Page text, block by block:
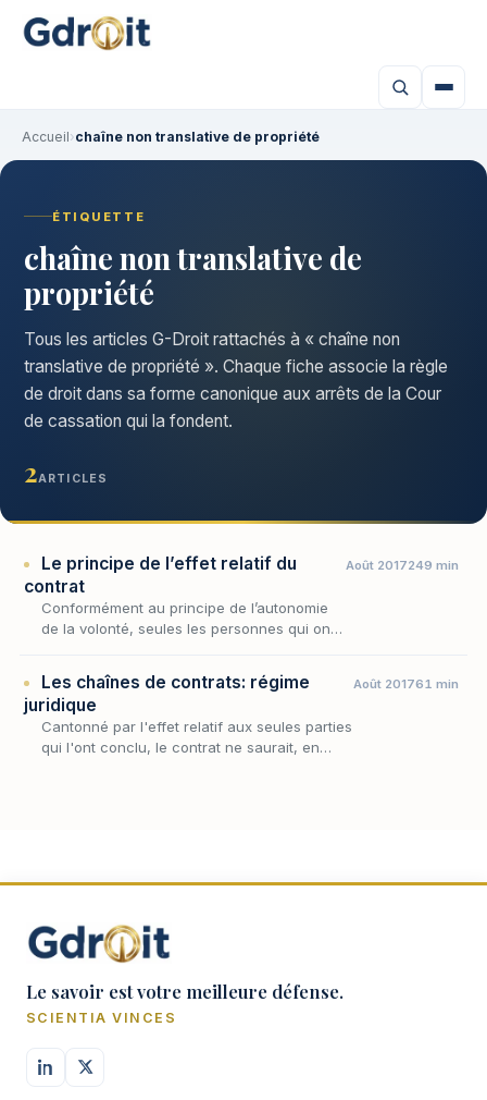
Accueil›chaîne non translative de propriété
ÉTIQUETTE
chaîne non translative de
propriété
Tous les articles G-Droit rattachés à « chaîne non
translative de propriété ». Chaque fiche associe la règle
de droit dans sa forme canonique aux arrêts de la Cour
de cassation qui la fondent.
2ARTICLES
Le principe de l’effet relatif du
contrat
Conformément au principe de l’autonomie
de la volonté, seules les personnes qui ont
Août 2017249 min
Les chaînes de contrats: régime
juridique
Cantonné par l'effet relatif aux seules parties
qui l'ont conclu, le contrat ne saurait, en
Août 201761 min
Le savoir est votre meilleure défense.
SCIENTIA VINCES